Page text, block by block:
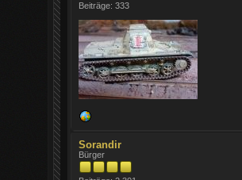
Beiträge: 333
Sorandir
Bürger